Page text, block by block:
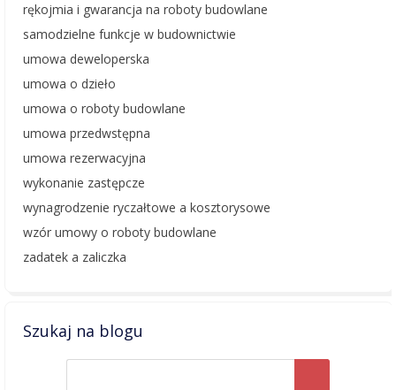
rękojmia i gwarancja na roboty budowlane
samodzielne funkcje w budownictwie
umowa deweloperska
umowa o dzieło
umowa o roboty budowlane
umowa przedwstępna
umowa rezerwacyjna
wykonanie zastępcze
wynagrodzenie ryczałtowe a kosztorysowe
wzór umowy o roboty budowlane
zadatek a zaliczka
Szukaj na blogu